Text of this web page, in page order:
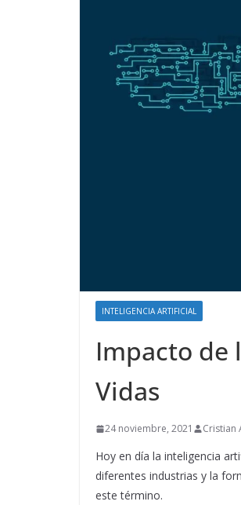
INTELIGENCIA ARTIFICIAL
Impacto de
Vidas
24 noviembre, 2021 Cristian
Hoy en día la inteligencia
diferentes industrias y la
este término.